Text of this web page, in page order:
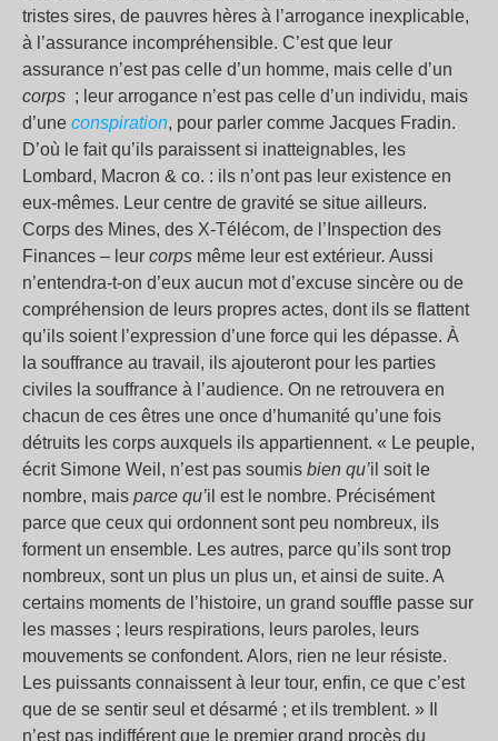
tristes sires, de pauvres hères à l’arrogance inexplicable,
à l’assurance incompréhensible. C’est que leur
assurance n’est pas celle d’un homme, mais celle d’un
corps ; leur arrogance n’est pas celle d’un individu, mais
d’une conspiration, pour parler comme Jacques Fradin.
D’où le fait qu’ils paraissent si inatteignables, les
Lombard, Macron & co. : ils n’ont pas leur existence en
eux-mêmes. Leur centre de gravité se situe ailleurs.
Corps des Mines, des X-Télécom, de l’Inspection des
Finances – leur corps même leur est extérieur. Aussi
n’entendra-t-on d’eux aucun mot d’excuse sincère ou de
compréhension de leurs propres actes, dont ils se flattent
qu’ils soient l’expression d’une force qui les dépasse. À
la souffrance au travail, ils ajouteront pour les parties
civiles la souffrance à l’audience. On ne retrouvera en
chacun de ces êtres une once d’humanité qu’une fois
détruits les corps auxquels ils appartiennent. « Le peuple,
écrit Simone Weil, n’est pas soumis bien qu’il soit le
nombre, mais parce qu’il est le nombre. Précisément
parce que ceux qui ordonnent sont peu nombreux, ils
forment un ensemble. Les autres, parce qu’ils sont trop
nombreux, sont un plus un plus un, et ainsi de suite. A
certains moments de l’histoire, un grand souffle passe sur
les masses ; leurs respirations, leurs paroles, leurs
mouvements se confondent. Alors, rien ne leur résiste.
Les puissants connaissent à leur tour, enfin, ce que c’est
que de se sentir seul et désarmé ; et ils tremblent. » Il
n’est pas indifférent que le premier grand procès du